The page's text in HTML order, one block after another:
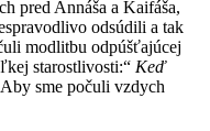
pred Annáša a Kaifáša,
odsúdili a tak
modlitbu odpúšťajúcej
starostlivosti:“ Keď
Aby sme počuli vzdych